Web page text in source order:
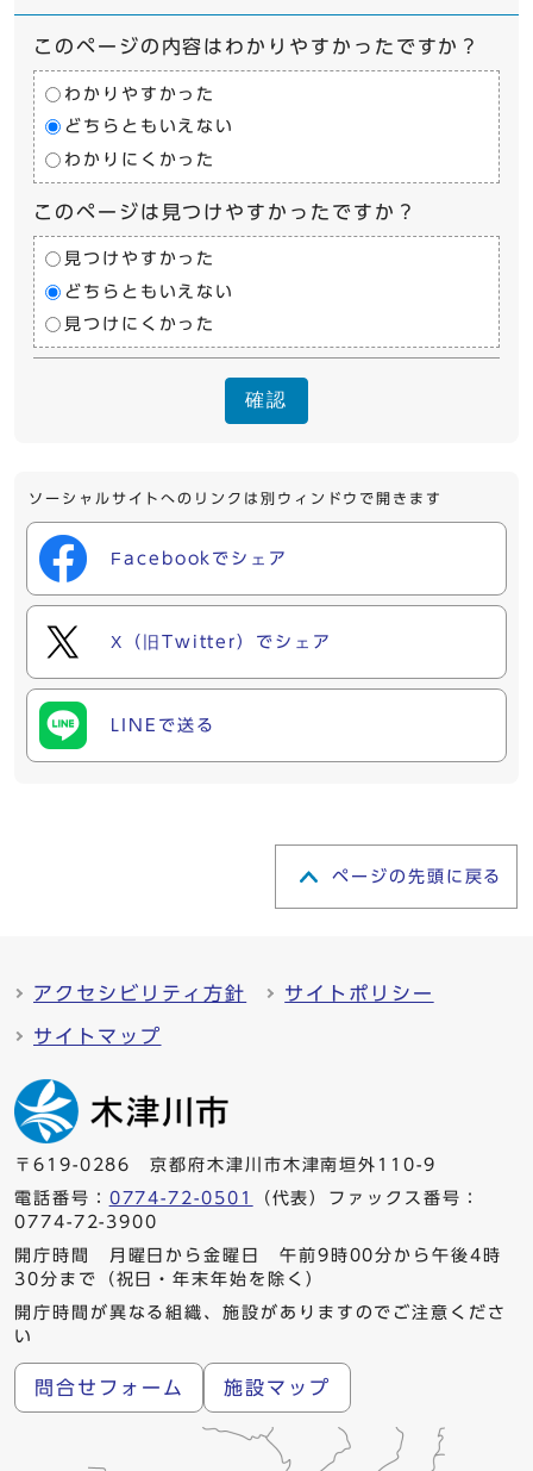
このページの内容はわかりやすかったですか？
わかりやすかった
どちらともいえない
わかりにくかった
このページは見つけやすかったですか？
見つけやすかった
どちらともいえない
見つけにくかった
確認
ソーシャルサイトへのリンクは別ウィンドウで開きます
Facebookでシェア
X（旧Twitter）でシェア
LINEで送る
ページの先頭に戻る
アクセシビリティ方針 サイトポリシー
サイトマップ
〒619-0286 京都府木津川市木津南垣外110-9
電話番号： 0774-72-0501
（代表）ファックス番号：
0774-72-3900
開庁時間 月曜日から金曜日 午前9時00分から午後4時
30分まで（祝日・年末年始を除く）
開庁時間が異なる組織、施設がありますのでご注意くださ
い
問合せフォーム 施設マップ